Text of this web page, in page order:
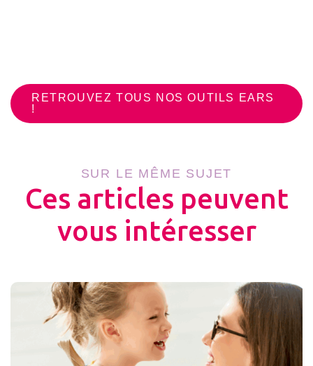
RETROUVEZ TOUS NOS OUTILS EARS
!
SUR LE MÊME SUJET
Ces articles peuvent
vous intéresser